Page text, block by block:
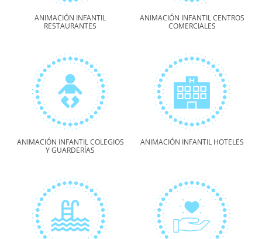
ANIMACIÓN INFANTIL
RESTAURANTES
ANIMACIÓN INFANTIL CENTROS
COMERCIALES
ANIMACIÓN INFANTIL COLEGIOS
Y GUARDERÍAS
ANIMACIÓN INFANTIL HOTELES